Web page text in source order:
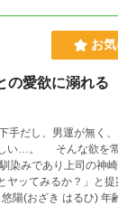
お
の愛欲に溺れる
い…。 そんな欲を常
るか？」と提案する。 そ